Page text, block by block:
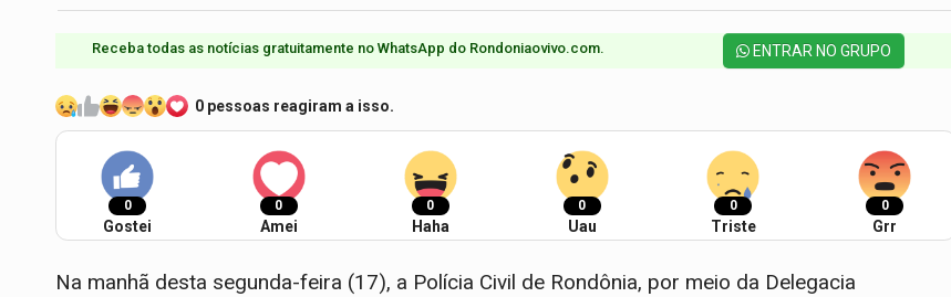
Receba todas as notícias gratuitamente no WhatsApp do Rondoniaovivo.com.​ ENTRAR NO GRUPO
0 pessoas reagiram a isso.
0
Gostei
0
Amei
0
Haha
0
Uau
0
Triste
0
Grr
Na manhã desta segunda-feira (17), a Polícia Civil de Rondônia, por meio da Delegacia